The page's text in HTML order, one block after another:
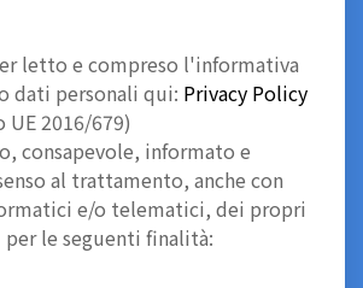
letto e compreso l'informativa
dati personali qui: Privacy Policy
2016/679)
consapevole, informato e
al trattamento, anche con
e/o telematici, dei propri
le seguenti finalità: